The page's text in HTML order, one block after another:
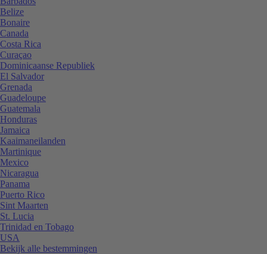
Belize
Bonaire
Canada
Costa Rica
Curaçao
Dominicaanse Republiek
El Salvador
Grenada
Guadeloupe
Guatemala
Honduras
Jamaica
Kaaimaneilanden
Martinique
Mexico
Nicaragua
Panama
Puerto Rico
Sint Maarten
St. Lucia
Trinidad en Tobago
USA
Bekijk alle bestemmingen